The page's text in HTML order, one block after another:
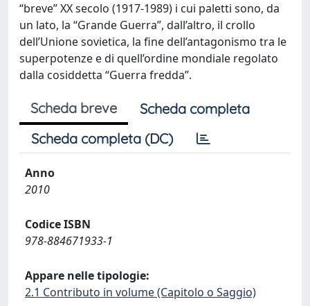
“breve” XX secolo (1917-1989) i cui paletti sono, da
un lato, la “Grande Guerra”, dall’altro, il crollo
dell’Unione sovietica, la fine dell’antagonismo tra le
superpotenze e di quell’ordine mondiale regolato
dalla cosiddetta “Guerra fredda”.
Scheda breve
Scheda completa
Scheda completa (DC)
Anno
2010
Codice ISBN
978-884671933-1
Appare nelle tipologie:
2.1 Contributo in volume (Capitolo o Saggio)